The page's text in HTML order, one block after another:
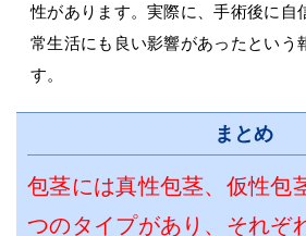
性があります。実際に、手術後に自
常生活にも良い影響があったという
す。
まとめ
包茎には真性包茎、仮性包
つのタイプがあり、それぞ